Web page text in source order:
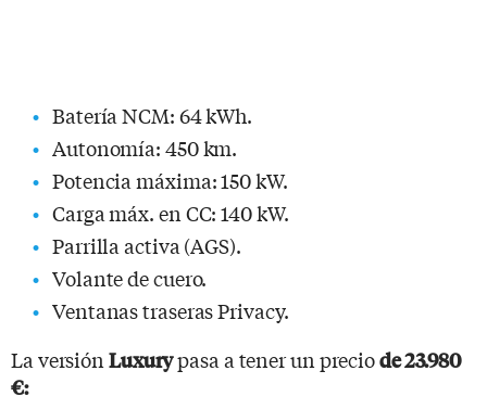
Batería NCM: 64 kWh.
Autonomía: 450 km.
Potencia máxima: 150 kW.
Carga máx. en CC: 140 kW.
Parrilla activa (AGS).
Volante de cuero.
Ventanas traseras Privacy.
La versión Luxurypasa a tener un preciode 23.980
€: